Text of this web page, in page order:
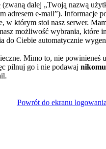
dalej „Twoją nazwą
e-mail”). Informacje
w którym stoi nasz serwer.
możliwość wybrania,
do Ciebie automatycznie
Mimo to, nie
pilnuj go i nie podawaj nikomu
Powrót do ekranu logowania